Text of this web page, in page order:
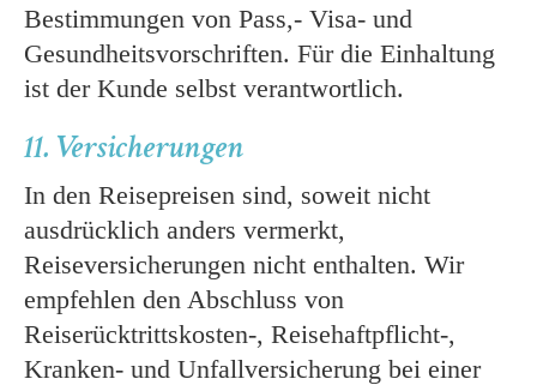
Bestimmungen von Pass,- Visa- und
Gesundheitsvorschriften. Für die Einhaltung
ist der Kunde selbst verantwortlich.
11. Versicherungen
In den Reisepreisen sind, soweit nicht
ausdrücklich anders vermerkt,
Reiseversicherungen nicht enthalten. Wir
empfehlen den Abschluss von
Reiserücktrittskosten-, Reisehaftpflicht-,
Kranken- und Unfallversicherung bei einer